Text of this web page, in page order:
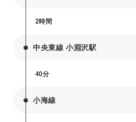
2時間
中央東線 小淵沢駅
40分
小海線